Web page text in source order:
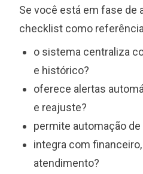
Se você está em fase de
checklist como
o sistema centraliza
e histórico?
oferece alertas
e reajuste?
permite automação
integra com financeiro,
atendimento?